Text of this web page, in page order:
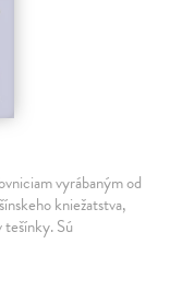
vyrábaným od
kniežatstva,
tešínky. Sú